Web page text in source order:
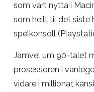
som vart nytta i
som heilt til det siste
spelkonsoll
Jamvel um 90-talet
prosessoren i
vidare i millionar,